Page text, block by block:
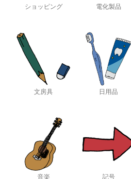
ショッピング 電化製品
文房具 日用品
音楽 記号